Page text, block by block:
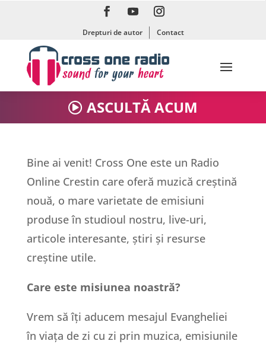
Drepturi de autor Contact
ASCULTĂ ACUM
Bine ai venit! Cross One este un Radio
Online Crestin care oferă muzică creștină
nouă, o mare varietate de emisiuni
produse în studioul nostru, live-uri,
articole interesante, știri și resurse
creștine utile.
Care este misiunea noastră?
Vrem să îți aducem mesajul Evangheliei
în viața de zi cu zi prin muzica, emisiunile